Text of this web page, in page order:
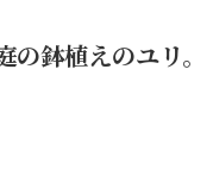
の鉢植えのユリ。